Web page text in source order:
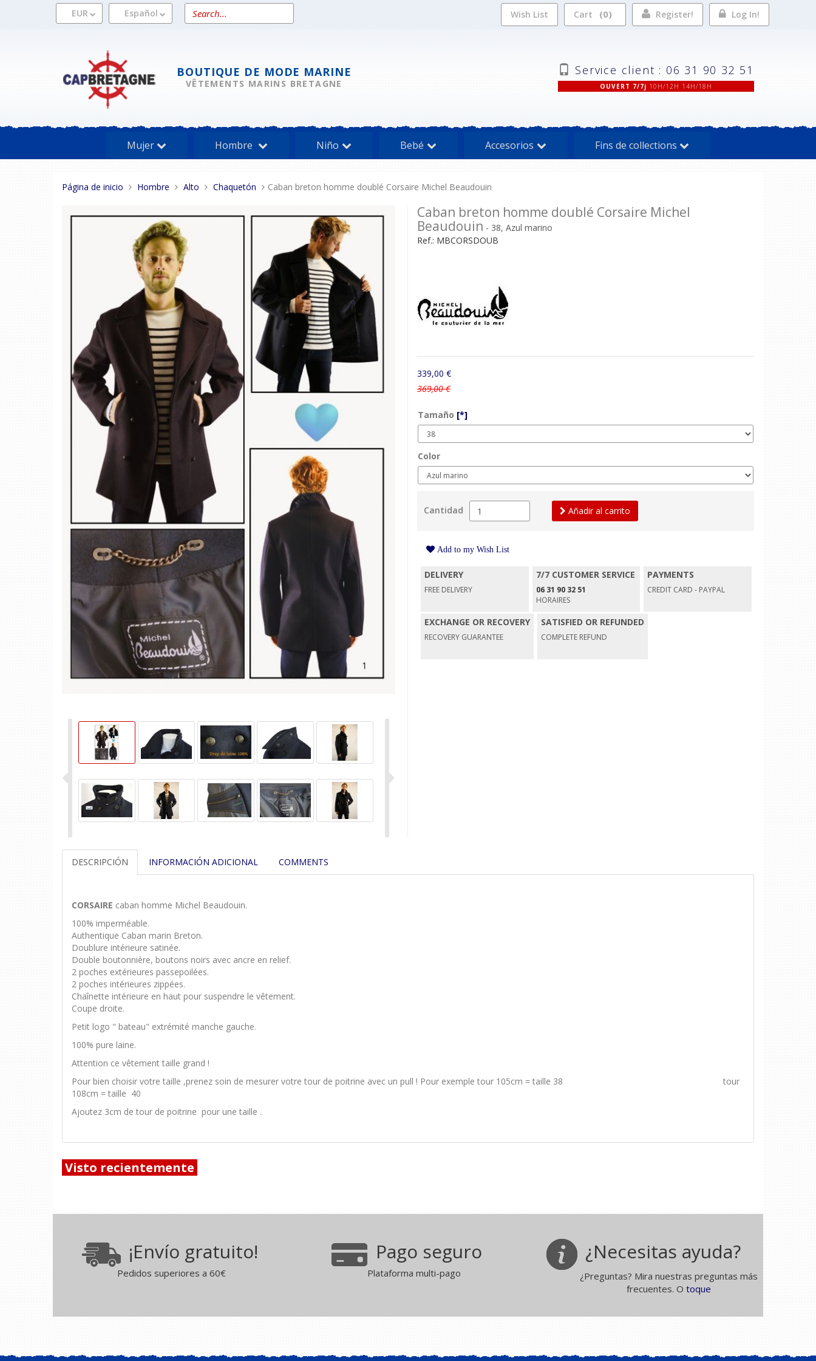
EUR Español
Search
a
Register! Log In!
Cart 0
Wish List
BOUTIQUE DE MODE MARINE
VÊTEMENTS MARINS BRETAGNE
Service client : 06 31 90 32 51
OUVERT 7/7j 10H/12H 14H/18H
Mujer Hombre Niño Bebé Accesorios Fins de collections
Estas
Página de inicio Hombre Alto Chaquetón Caban breton homme doublé Corsaire Michel Beaudouin
Caban breton homme doublé Corsaire Michel
Beaudouin - 38, Azul marino
Ref.: MBCORSDOUB
339,00 €
369,00 €
Tamaño [*]
Color
Cantidad Añadir al carrito
Add to my Wish List
DELIVERY
FREE DELIVERY
7/7 CUSTOMER SERVICE
06 31 90 32 51
HORAIRES
PAYMENTS
CREDIT CARD - PAYPAL
EXCHANGE OR RECOVERY
RECOVERY GUARANTEE
SATISFIED OR REFUNDED
COMPLETE REFUND
DESCRIPCIÓN INFORMACIÓN ADICIONAL COMMENTS
CORSAIRE caban homme Michel Beaudouin.
100% imperméable.
Authentique Caban marin Breton.
Doublure intérieure satinée.
Double boutonnière, boutons noirs avec ancre en relief.
2 poches extérieures passepoilées.
2 poches intérieures zippées.
Chaînette intérieure en haut pour suspendre le vêtement.
Coupe droite.
Petit logo " bateau" extrémité manche gauche.
100% pure laine.
Attention ce vêtement taille grand !
Pour bien choisir votre taille ,prenez soin de mesurer votre tour de poitrine avec un pull ! Pour exemple tour 105cm = taille 38 tour
108cm = taille 40
Ajoutez 3cm de tour de poitrine pour une taille .
Visto recientemente
¡Envío gratuito!
Pedidos superiores a 60€
Pago seguro
Plataforma multi-pago
¿Necesitas ayuda?
¿Preguntas? Mira nuestras preguntas más
frecuentes. O toque